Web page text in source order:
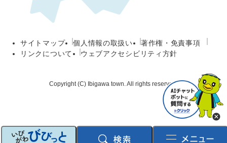
サイトマップ 個人情報の取扱い
著作権・免責事項
リンクについて
ウェブアクセシビリティ方針
Copyright (C) Ibigawa town. All rights reserved.